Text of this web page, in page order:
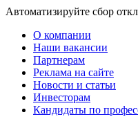
Автоматизируйте сбор
О компании
Наши вакансии
Партнерам
Реклама на сайте
Новости и статьи
Инвесторам
Кандидаты по